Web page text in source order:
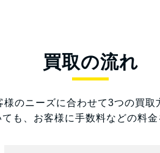
買取の流れ
のニーズに合わせて3つの買取
も、お客様に手数料などの料